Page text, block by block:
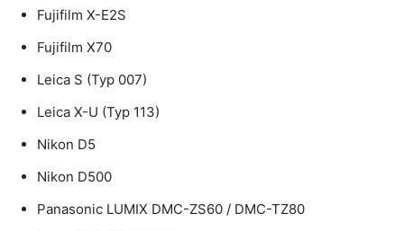
Fujifilm X-E2S
Fujifilm X70
Leica S (Typ 007)
Leica X-U (Typ 113)
Nikon D5
Nikon D500
Panasonic LUMIX DMC-ZS60 / DMC-TZ80